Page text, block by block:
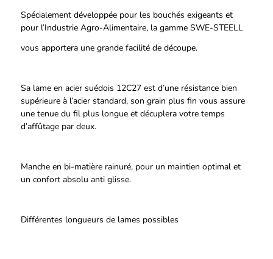
Spécialement développée pour les bouchés exigeants et
pour l’Industrie Agro-Alimentaire, la gamme SWE-STEELL
vous apportera une grande facilité de découpe.
Sa lame en acier suédois 12C27 est d’une résistance bien
supérieure à l’acier standard, son grain plus fin vous assure
une tenue du fil plus longue et décuplera votre temps
d’affûtage par deux.
Manche en bi-matière rainuré, pour un maintien optimal et
un confort absolu anti glisse.
Différentes longueurs de lames possibles